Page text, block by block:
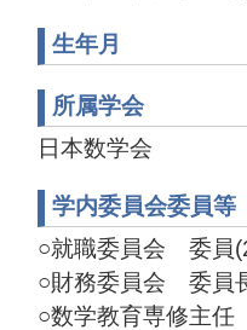
生年月
所属学会
日本数学会
学内委員会委員等
○就職委員会 委員
○財務委員会 委員
○数学教育専修主